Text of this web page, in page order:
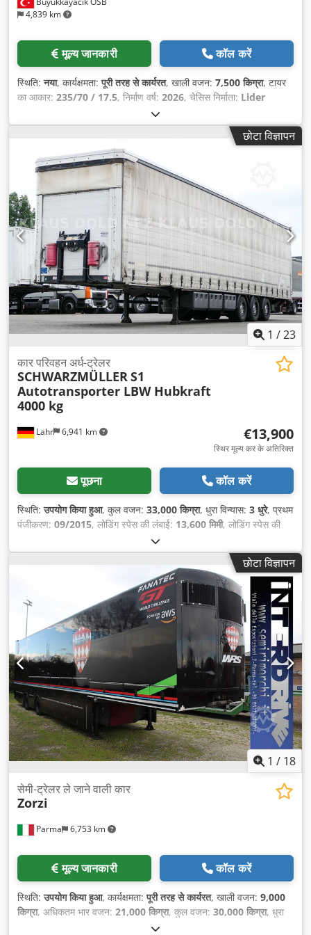
4,839 km
मूल्य जानकारी कॉल करें
स्थिति:नया, कार्यक्षमता:पूरी तरह से कार्यरत, खाली वजन: 7,500 किग्रा, टायर
का आकार: 235/70 / 17.5, निर्माण वर्ष: 2026, चेसिस निर्माता: Lider
एबीएस
छोटा विज्ञापन
1 /23
Lahr 6,941 km
कार परिवहन अर्ध-ट्रेलर
SCHWARZMÜLLERS1
Autotransporter LBW Hubkraft
4000 kg
€13,900
स्थिर मूल्य कर के अतिरिक्त
पूछना कॉल करें
स्थिति:उपयोग किया हुआ, कुल वजन: 33,000 किग्रा, धुरा विन्यास: 3 धुरे, प्रथम
पंजीकरण: 09/2015, लोडिंग स्पेस की लंबाई: 13,600 मिमी, लोडिंग स्पेस की
, लोडिंग स्पेस की ऊँचाई:
100 मी³, उपकरण:एबीएस,
छोटा विज्ञापन
1 / 18
Parma 6,753 km
सेमी-ट्रेलर ले जाने वाली कार
Zorzi
मूल्य जानकारी कॉल करें
स्थिति:उपयोग किया हुआ, कार्यक्षमता:पूरी तरह से कार्यरत, खाली वजन: 9,000
किग्रा, अधिकतम भार वजन: 21,000 किग्रा, कुल वजन: 30,000 किग्रा, धुरा
07/1995